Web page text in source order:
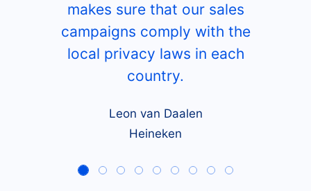
makes sure that our sales
campaigns comply with the
local privacy laws in each
country.
Leon van Daalen
Heineken